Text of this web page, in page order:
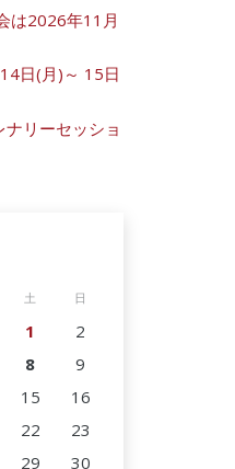
は2026年11月
日(月)～ 15日
リーセッショ
土 日
1
2
8
9
15
16
22
23
29
30